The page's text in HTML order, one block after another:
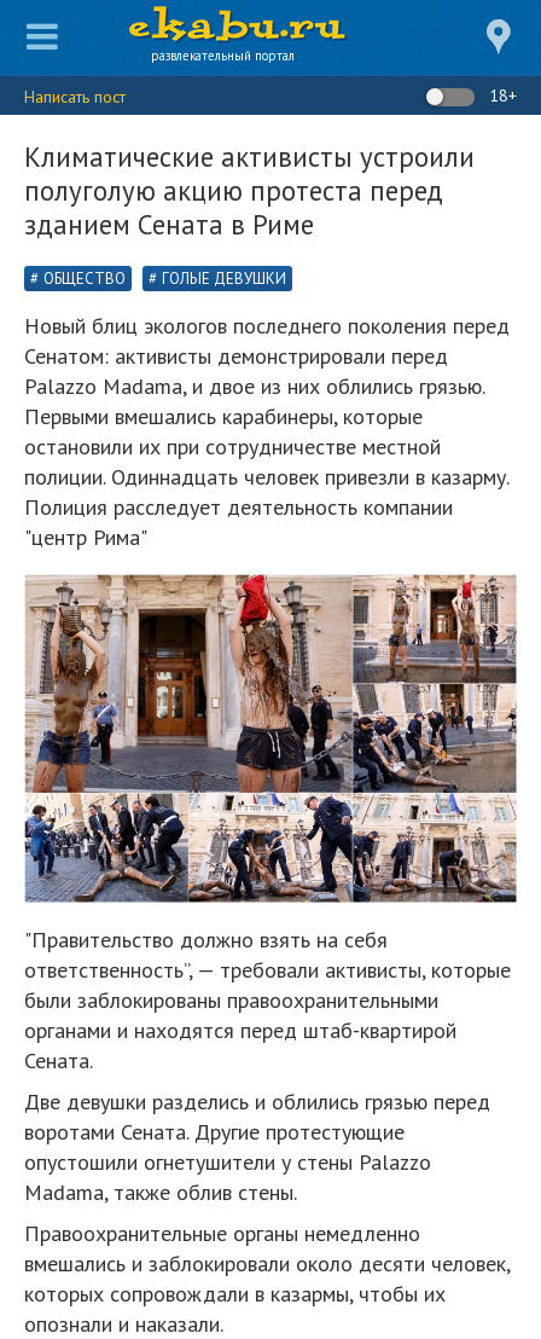
развлекательный портал
Написать пост 18+
Климатические активисты устроили
полуголую акцию протеста перед
зданием Сената в Риме
ОБЩЕСТВО ГОЛЫЕ ДЕВУШКИ
Новый блиц экологов последнего поколения перед
Сенатом: активисты демонстрировали перед
Palazzo Madama, и двое из них облились грязью.
Первыми вмешались карабинеры, которые
остановили их при сотрудничестве местной
полиции. Одиннадцать человек привезли в казарму.
Полиция расследует деятельность компании
"центр Рима"
"Правительство должно взять на себя
ответственность”, — требовали активисты, которые
были заблокированы правоохранительными
органами и находятся перед штаб-квартирой
Сената.
Две девушки разделись и облились грязью перед
воротами Сената. Другие протестующие
опустошили огнетушители у стены Palazzo
Madama, также облив стены.
Правоохранительные органы немедленно
вмешались и заблокировали около десяти человек,
которых сопровождали в казармы, чтобы их
опознали и наказали.